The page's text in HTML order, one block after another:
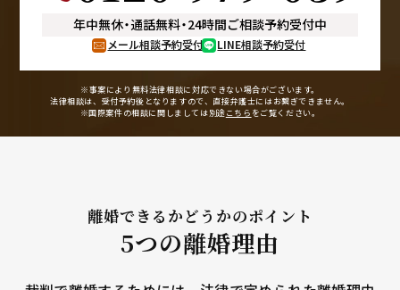
年中無休・通話無料・24時間ご相談予約受付中
メール相談予約受付 LINE相談予約受付
※事案により無料法律相談に対応できない場合がございます。
法律相談は、受付予約後となりますので、 直接弁護士にはお繋ぎできません。
※国際案件の相談に関しましては別途こちら をご覧ください。
離婚できるかどうかのポイント
5つの離婚理由